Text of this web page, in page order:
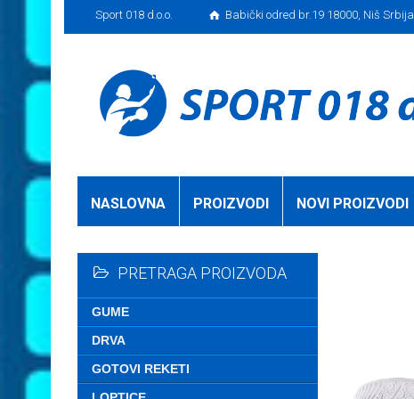
Sport 018 d.o.o. Babički odred br.19 18000, Niš Srbija
NASLOVNA PROIZVODI NOVI PROIZVODI
PRETRAGA PROIZVODA
GUME
DRVA
GOTOVI REKETI